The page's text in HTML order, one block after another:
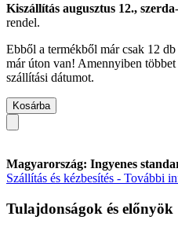
Kiszállítás augusztus 12., szerda
rendel.
Ebből a termékből már csak 12
már úton van! Amennyiben
szállítási dátumot.
Kosárba
Magyarország: Ingyenes
Szállítás és kézbesítés - További
Tulajdonságok és előnyök